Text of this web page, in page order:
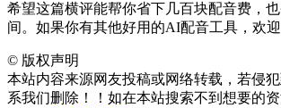
希望这篇横评能帮你省下几百块配音费，
间。如果你有其他好用的AI配音工具，欢迎
© 版权声明
本站内容来源网友投稿或网络转载，若侵
系我们删除！！如在本站搜索不到想要的